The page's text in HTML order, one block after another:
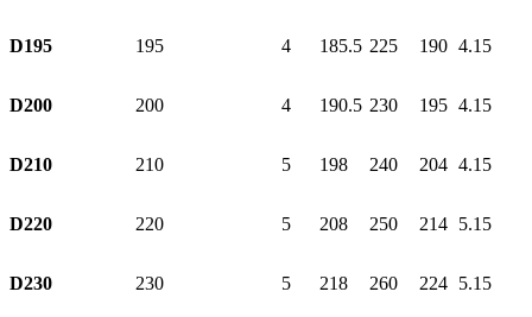
D195 195 4 185.5 225 190 4.15
D200 200 4 190.5 230 195 4.15
D210 210 5 198 240 204 4.15
D220 220 5 208 250 214 5.15
D230 230 5 218 260 224 5.15